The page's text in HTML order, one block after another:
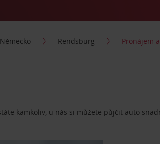
Německo Rendsburg Pronájem
kamkoliv, u nás si můžete půjčit auto